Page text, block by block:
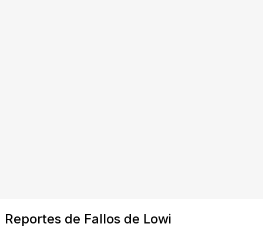
Reportes de Fallos de Lowi